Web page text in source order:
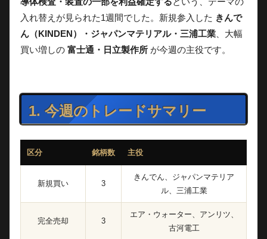
入れ替えが見られた1週間でした。新規参入した きんで
ん（KINDEN）・ジャパンマテリアル・三浦工業 、大幅
買い増しの 富士通・日立製作所 が今週の主役です。
1. 今週のトレードサマリー
区分 銘柄数 主役
新規買い 3
きんでん、ジャパンマテリア
ル、三浦工業
完全売却 3
エア・ウォーター、アンリツ、
古河電工